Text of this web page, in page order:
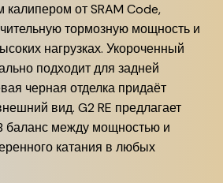
от SRAM Code,
тормозную мощность и
нагрузках. Укороченный
подходит для задней
черная отделка придаёт
вид. G2 RE предлагает
баланс между мощностью и
катания в любых